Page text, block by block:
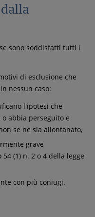
sono soddisfatti tutti i
di esclusione che
nessun caso:
l'ipotesi che
abbia perseguito e
se ne sia allontanato,
grave
(1) n. 2 o 4 della legge
con più coniugi.